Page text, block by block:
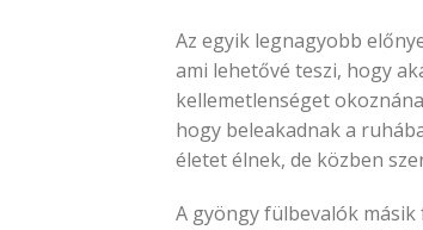
Az egyik legnagyobb
ami lehetővé teszi, hogy
kellemetlenséget
hogy beleakadnak a
életet élnek, de közben
A gyöngy fülbevalók